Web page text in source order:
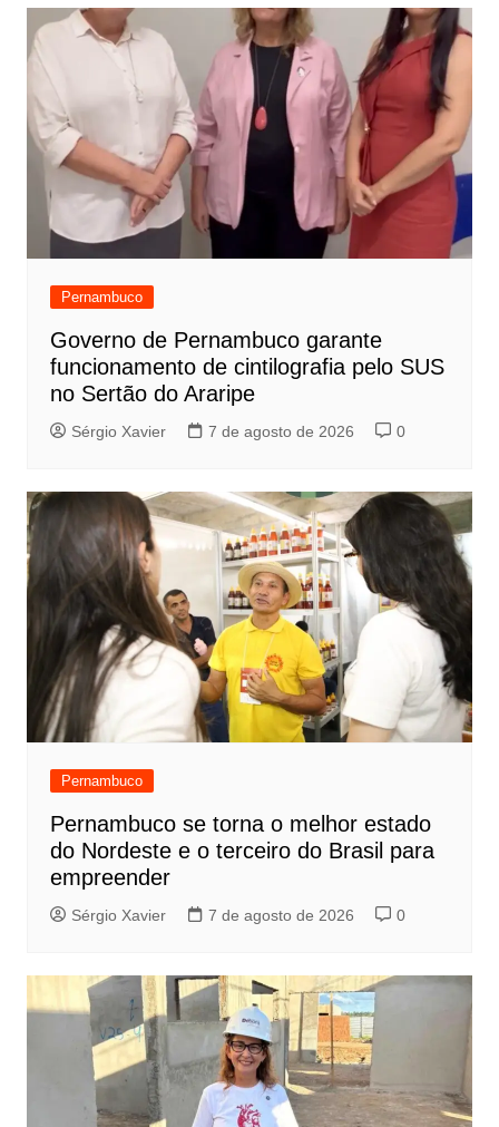
Pernambuco
Governo de Pernambuco garante
funcionamento de cintilografia pelo SUS
no Sertão do Araripe
Sérgio Xavier 7 de agosto de 2026 0
Pernambuco
Pernambuco se torna o melhor estado
do Nordeste e o terceiro do Brasil para
empreender
Sérgio Xavier 7 de agosto de 2026 0